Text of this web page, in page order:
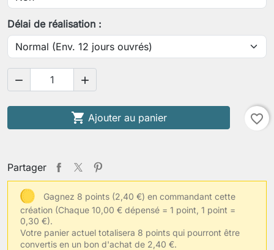
Votre tour de taille
Votre tour de biceps
Tissu(s) choisi(s)
Votre taille de vêtements habituelle
Autres informations
Délai de réalisation :
 
 Ajouter au panier favorite_border
Partager
Gagnez 8 points (2,40 €) en commandant cette
création (Chaque 10,00 € dépensé = 1 point, 1 point =
0,30 €).
Votre panier actuel totalisera 8 points qui pourront être
convertis en un bon d'achat de 2,40 €.